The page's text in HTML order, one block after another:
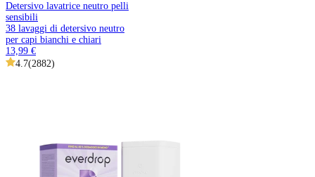
Detersivo lavatrice neutro pelli
sensibili
38 lavaggi di detersivo neutro
per capi bianchi e chiari
13,99 €
4.7(2882)